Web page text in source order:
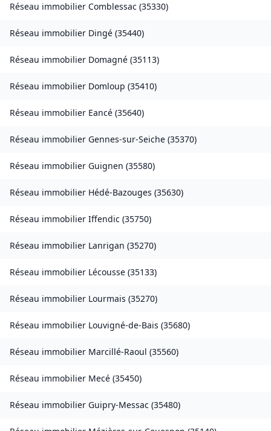
Réseau immobilier Comblessac (35330)
Réseau immobilier Dingé (35440)
Réseau immobilier Domagné (35113)
Réseau immobilier Domloup (35410)
Réseau immobilier Eancé (35640)
Réseau immobilier Gennes-sur-Seiche (35370)
Réseau immobilier Guignen (35580)
Réseau immobilier Hédé-Bazouges (35630)
Réseau immobilier Iffendic (35750)
Réseau immobilier Lanrigan (35270)
Réseau immobilier Lécousse (35133)
Réseau immobilier Lourmais (35270)
Réseau immobilier Louvigné-de-Bais (35680)
Réseau immobilier Marcillé-Raoul (35560)
Réseau immobilier Mecé (35450)
Réseau immobilier Guipry-Messac (35480)